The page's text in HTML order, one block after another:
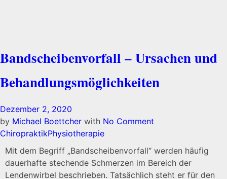
Bandscheibenvorfall – Ursachen und
Behandlungsmöglichkeiten
Dezember 2, 2020
by Michael Boettcher with No Comment
ChiropraktikPhysiotherapie
Mit dem Begriff „Bandscheibenvorfall“ werden häufig
dauerhafte stechende Schmerzen im Bereich der
Lendenwirbel beschrieben. Tatsächlich steht er für den